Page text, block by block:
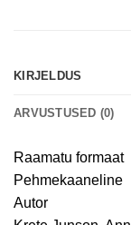
KIRJELDUS
ARVUSTUSED (0)
Raamatu formaat
Pehmekaaneline
Autor